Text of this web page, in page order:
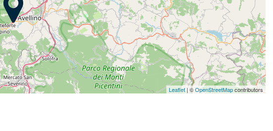
757€/mese
48 Mesi
VEDI
789€/mese
36 Mesi
VEDI
791€/mese VEDI
Leaflet | ©OpenStreetMapcontributors